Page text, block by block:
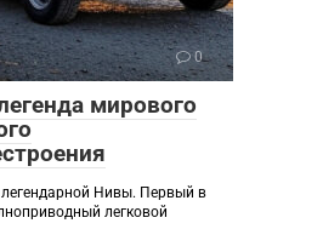
0
мирового
Нивы. Первый в
легковой